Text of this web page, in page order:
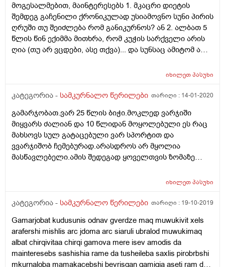
მოგესალმებით, მაინტერესებს 1. მკაცრი დიეტის
შემდეგ გაჩენილი ქრონიკულად უსიამოვნო სუნი პირის
ღრუში თუ შეიძლება რომ განიკურნოს? ან 2. ალბათ 5
წლის წინ ექიმმა მითხრა, რომ კუჭის სარქველი არის
ღია (თუ არ ვცდები, ასე თქვა)... და სუნსაც ამიტომ არ
სარქველის დახურვა? 3. მინდა ვიცოდე, როგორ
პირში უსიამოვნო სუნი ალბათ უკვე 5 წელია თუ
თანხა გადავიხადო მკურნალობაში, რომელიც შედეგს
არ მომცემს საბოლოოდ. რას მირჩევდით ამ დროს?
ვარ 27 წლის ქალი. არ ვეწევი, უსიამოვნო სუნი
რომამის გამო მქონდეს... თუმცა, მკაცრ დიეტაზე კი
ვყოფილვარ... გმადლობთ წინასაწრ!
იხილეთპასუხი
კატეგორია - სამკურნალო წერილები თარიღი : 14-01-2020
გამარჯობათ.ვარ 25 წლის ბიჭი.მოკლედ ვარჯიში
მიყვარს ძალიან და 10 წლიდან მოყოლებული ეს რაც
მახსოვს სულ გატაცებული ვარ სპორტით და
ვვარჯიშობ ჩემებურად.არასდროს არ მყოლია
მასწავლებელი.ამის შედეგად ყოველთვის ზომაზე
მალთაშუა თიაქარიც გამიჩნდა.გავიკეთე ოპერაცია და
ვარჯიში.ნუ ხერხემალი კარგად მაქვს მაგრამ რაში
მიმიღია სპორტული დანამატები და რადგან ზომაზე
მეტს ვვარჯიშობდი შესაბამისად ვერც ვიღდგენი
დანაკარგს.კი მაქვს კარგად განვითარებული კუნთები
მაგრამ ასე მგონია რომ ვარ ძალიან
იხილეთპასუხი
კატეგორია - სამკურნალო წერილები თარიღი : 19-10-2019
Gamarjobat kudusunis odnav gverdze maq muwukivit xels
arafershi mishlis arc jdoma arc siaruli ubralod muwukimaq
albat chirqivitaa chirqi gamova mere isev amodis da
mainteresebs sashishia rame da tusheileba saxlis pirobrbshi
mkurnaloba mamakacebshi bevrisgan gamigia aseti ram da